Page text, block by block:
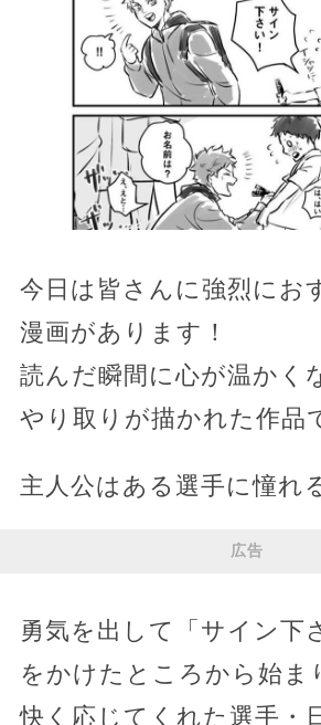
今日は皆さんに強烈にお
漫画があります！
読んだ瞬間に心が温かく
やり取りが描かれた作品
主人公はある選手に憧れ
広告
勇気を出して「サイン下
をかけたところから始ま
快く応じてくれた選手・